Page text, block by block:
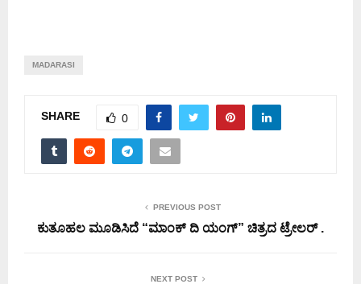
MADARASI
SHARE 0
PREVIOUS POST
ಕುತೂಹಲ ಮೂಡಿಸಿದೆ “ಮಾಂಕ್ ದಿ ಯಂಗ್” ಚಿತ್ರದ ಟ್ರೇಲರ್ .
NEXT POST